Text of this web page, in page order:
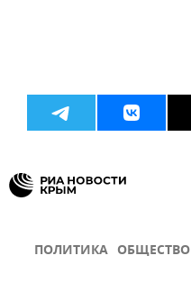
ПОЛИТИКА ОБЩЕСТВО